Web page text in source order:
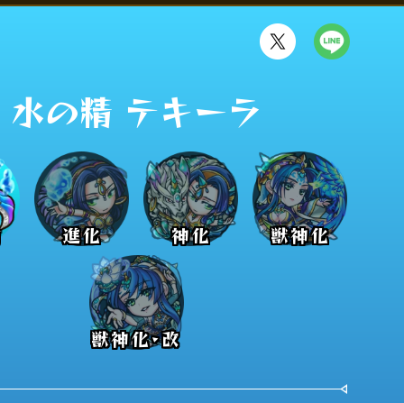
水の精 テキーラ
進化 神化 獣神化
獣神化･改